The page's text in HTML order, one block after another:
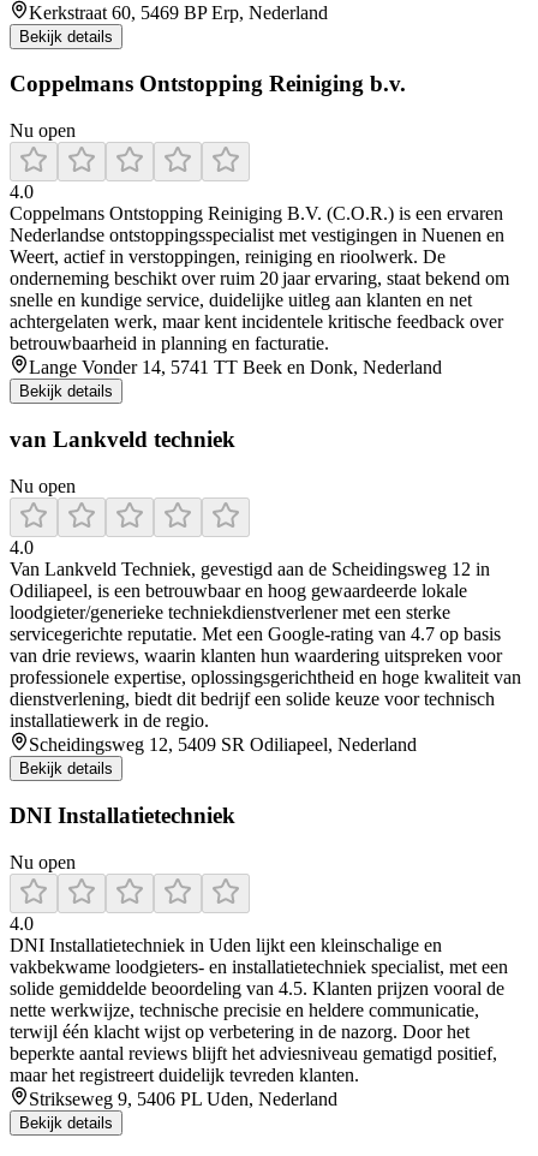
Kerkstraat 60, 5469 BP Erp, Nederland
Bekijk details
Coppelmans Ontstopping Reiniging b.v.
Nu open
4.0
Coppelmans Ontstopping Reiniging B.V. (C.O.R.) is een ervaren
Nederlandse ontstoppingsspecialist met vestigingen in Nuenen en
Weert, actief in verstoppingen, reiniging en rioolwerk. De
onderneming beschikt over ruim 20 jaar ervaring, staat bekend om
snelle en kundige service, duidelijke uitleg aan klanten en net
achtergelaten werk, maar kent incidentele kritische feedback over
betrouwbaarheid in planning en facturatie.
Lange Vonder 14, 5741 TT Beek en Donk, Nederland
Bekijk details
van Lankveld techniek
Nu open
4.0
Van Lankveld Techniek, gevestigd aan de Scheidingsweg 12 in
Odiliapeel, is een betrouwbaar en hoog gewaardeerde lokale
loodgieter/generieke techniekdienstverlener met een sterke
servicegerichte reputatie. Met een Google-rating van 4.7 op basis
van drie reviews, waarin klanten hun waardering uitspreken voor
professionele expertise, oplossingsgerichtheid en hoge kwaliteit van
dienstverlening, biedt dit bedrijf een solide keuze voor technisch
installatiewerk in de regio.
Scheidingsweg 12, 5409 SR Odiliapeel, Nederland
Bekijk details
DNI Installatietechniek
Nu open
4.0
DNI Installatietechniek in Uden lijkt een kleinschalige en
vakbekwame loodgieters- en installatietechniek specialist, met een
solide gemiddelde beoordeling van 4.5. Klanten prijzen vooral de
nette werkwijze, technische precisie en heldere communicatie,
terwijl één klacht wijst op verbetering in de nazorg. Door het
beperkte aantal reviews blijft het adviesniveau gematigd positief,
maar het registreert duidelijk tevreden klanten.
Strikseweg 9, 5406 PL Uden, Nederland
Bekijk details